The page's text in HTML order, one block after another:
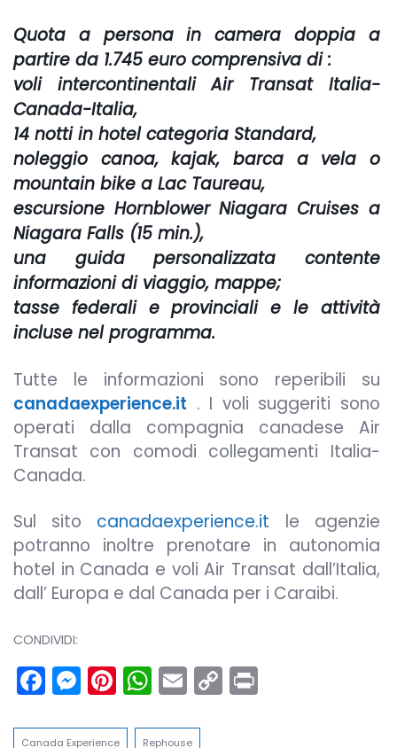
Quota a persona in camera doppia a
partire da 1.745 euro comprensiva di :
voli intercontinentali Air Transat Italia-
Canada-Italia,
14 notti in hotel categoria Standard,
noleggio canoa, kajak, barca a vela o
mountain bike a Lac Taureau,
escursione Hornblower Niagara Cruises a
Niagara Falls (15 min.),
una guida personalizzata contente
informazioni di viaggio, mappe;
tasse federali e provinciali e le attività
incluse nel programma.
Tutte le informazioni sono reperibili su
canadaexperience.it . I voli suggeriti sono
operati dalla compagnia canadese Air
Transat con comodi collegamenti Italia-
Canada.
Sul sito canadaexperience.it le agenzie
potranno inoltre prenotare in autonomia
hotel in Canada e voli Air Transat dall’Italia,
dall’ Europa e dal Canada per i Caraibi.
CONDIVIDI:
Facebook
Messenger
Pinterest
WhatsApp
Email
Copy
Link
Canada Experience Rephouse